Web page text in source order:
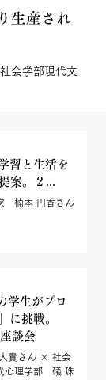
生産され
会学部現代文
習と生活を
案。２...
楠本 円香さん
学生がプロ
に挑戦。
談会
貴さん × 社会
心理学部 礒 珠